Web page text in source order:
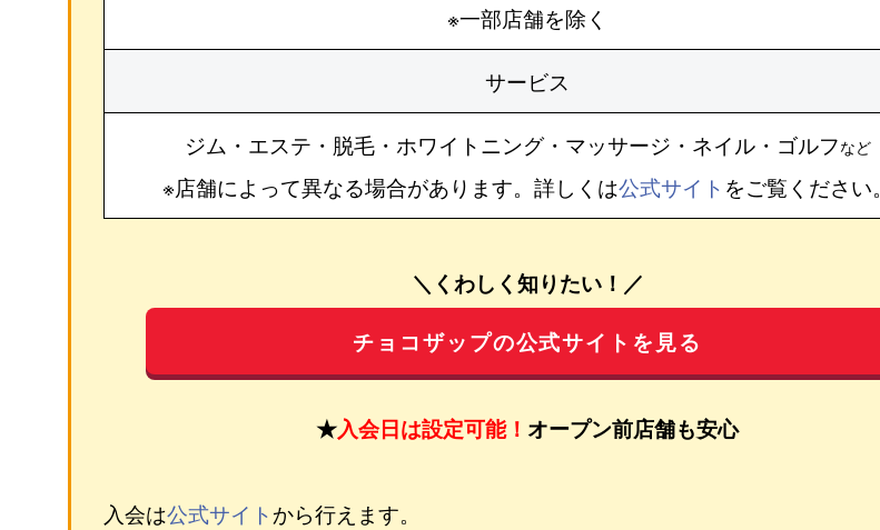
※一部店舗を除く
サービス
ジム・エステ・脱毛・ホワイトニング・マッサージ・ネイル・ゴルフなど
※店舗によって異なる場合があります。詳しくは公式サイト をご覧ください。
＼くわしく知りたい！／
チョコザップの公式サイトを見る
★入会日は設定可能！ オープン前店舗も安心
入会は公式サイトから行えます。